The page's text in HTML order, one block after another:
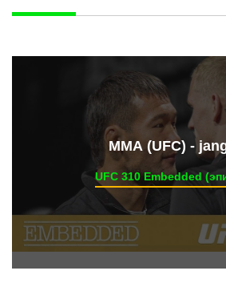
ММА (UFC) -
UFC 310 Embedded